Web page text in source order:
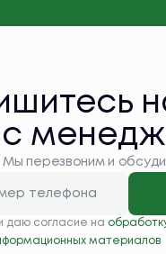
с
Мы перезвоним и
даю согласие на
материалов